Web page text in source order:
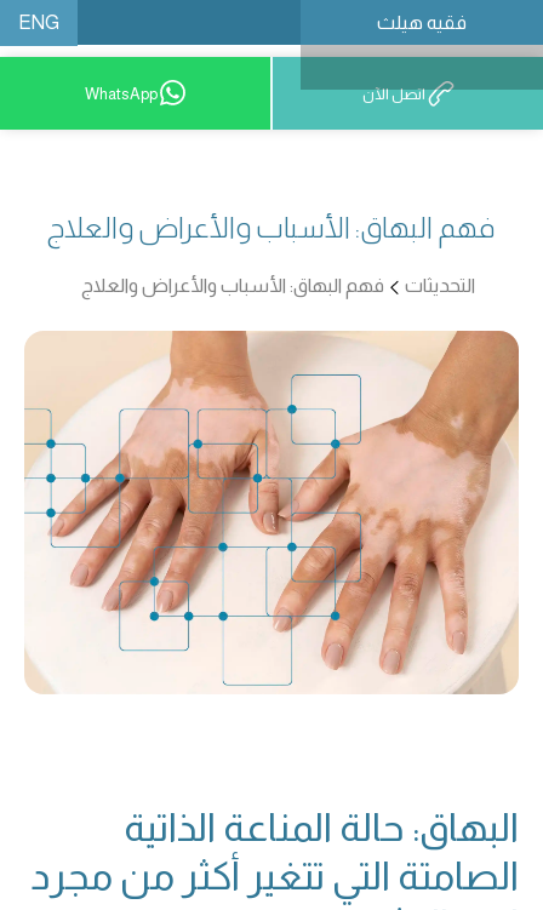
فقيه هيلث ENG
احجز موعدًا اتصل الآن WhatsApp
فهم البهاق: الأسباب والأعراض والعلاج
التحديثات فهم البهاق: الأسباب والأعراض والعلاج
البهاق: حالة المناعة الذاتية
الصامتة التي تتغير أكثر من مجرد